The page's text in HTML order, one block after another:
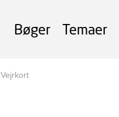
Bøger Temaer
Vejrkort